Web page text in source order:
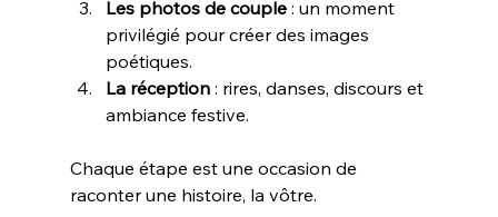
Les photos de couple : un moment
privilégié pour créer des images
poétiques.
La réception : rires, danses, discours et
ambiance festive.
Chaque étape est une occasion de
raconter une histoire, la vôtre.